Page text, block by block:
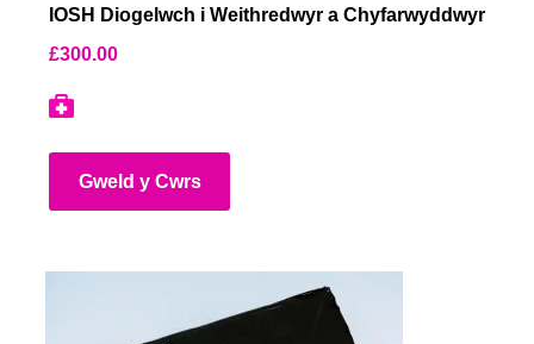
IOSH Diogelwch i Weithredwyr a Chyfarwyddwyr
£300.00
Gweld y Cwrs